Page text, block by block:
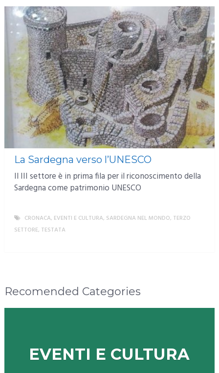
La Sardegna verso l’UNESCO
Il III settore è in prima fila per il riconoscimento della
Sardegna come patrimonio UNESCO
CRONACA, EVENTI E CULTURA, SARDEGNA NEL MONDO, TERZO
SETTORE, TESTATA
Recomended Categories
EVENTI E CULTURA